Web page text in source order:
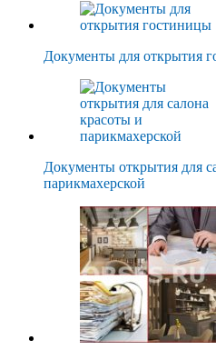
Документы для открытия
Документы открытия для
парикмахерской